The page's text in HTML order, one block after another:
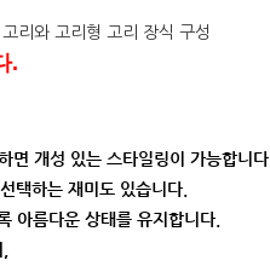
.
면 개성 있는 스타일링이 가능합니다.
택하는 재미도 있습니다.
아름다운 상태를 유지합니다.